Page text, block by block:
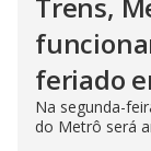
feriado
Na segunda-
do Metrô será